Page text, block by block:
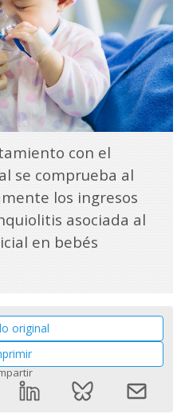
con el
se comprueba al
los ingresos
asociada al
en bebés
original